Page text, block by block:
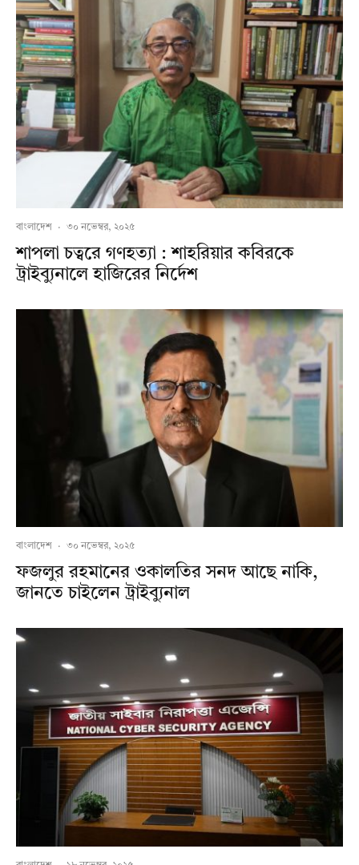
বাংলাদেশ · ৩০ নভেম্বর, ২০২৫
শাপলা চত্বরে গণহত্যা : শাহরিয়ার কবিরকে
ট্রাইব্যুনালে হাজিরের নির্দেশ
বাংলাদেশ · ৩০ নভেম্বর, ২০২৫
ফজলুর রহমানের ওকালতির সনদ আছে নাকি,
জানতে চাইলেন ট্রাইব্যুনাল